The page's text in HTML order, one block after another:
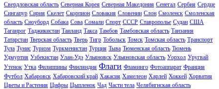
Свердловская область Северная Корея Северная Македония Сенегал Сербия Сердце
Сингапур Сирия Скелет Скорпион Словакия Словении Слон Смоленск Смоленская
область Сноуборд Собака Сова Сомали Спорт СССР Ставрополье Судан США
Таганрог Таджикистан Таиланд Такса Тамбов Тамбовская область Танзания
Татарстан Тверская область Тверь Тигр Тобольск Томск Томская область Транспорт
Тула Тунис Туризм Туркменистан Турция Тыва Тюменская область Тюмень
Удмуртия Узбекистан Улан-Удэ Ульяновск Ульяновская область Уорхол Уругвай
Утенок Утка Филиппины Финляндия Флаги Фламинго Фотоаппарат Франция
Футбол Хабаровск Хабаровский край Хакасия Хамелеон Харлей Хоккей Хорватия
Цветы и Растения Цифры Цыпленок Чад Части тела Челябигнская область